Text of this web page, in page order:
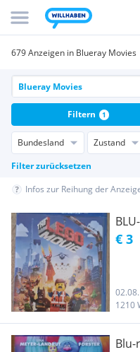
679 Anzeigen in Blueray Movies
Bundesland Zustand
Filter zurücksetzen
Filtern 1
Infos zur Reihung der
€ 3
1210
Blu-